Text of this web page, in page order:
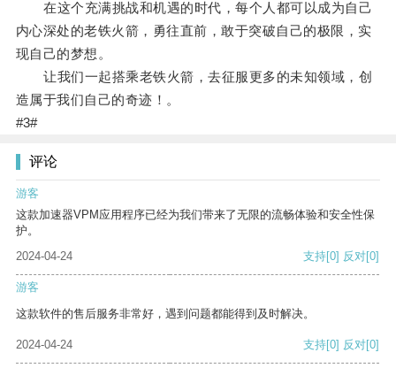
在这个充满挑战和机遇的时代，每个人都可以成为自己
内心深处的老铁火箭，勇往直前，敢于突破自己的极限，实
现自己的梦想。
让我们一起搭乘老铁火箭，去征服更多的未知领域，创
造属于我们自己的奇迹！。
#3#
评论
游客
这款加速器VPM应用程序已经为我们带来了无限的流畅体验和安全性保
护。
2024-04-24
支持[0] 反对[0]
游客
这款软件的售后服务非常好，遇到问题都能得到及时解决。
2024-04-24 支持[0] 反对[0]